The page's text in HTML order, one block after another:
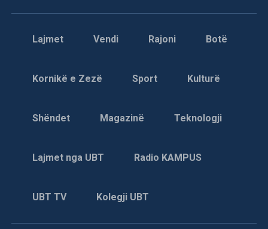
Lajmet Vendi Rajoni Botë
Kornikë e Zezë Sport Kulturë
Shëndet Magazinë Teknologji
Lajmet nga UBT Radio KAMPUS
UBT TV Kolegji UBT